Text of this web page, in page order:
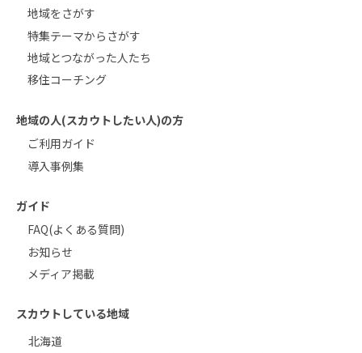
地域をさがす
特集テーマからさがす
地域とつながった人たち
移住コーチング
地域の人(スカウトしたい人)の方
ご利用ガイド
導入事例集
ガイド
FAQ(よくある質問)
お知らせ
メディア掲載
スカウトしている地域
北海道